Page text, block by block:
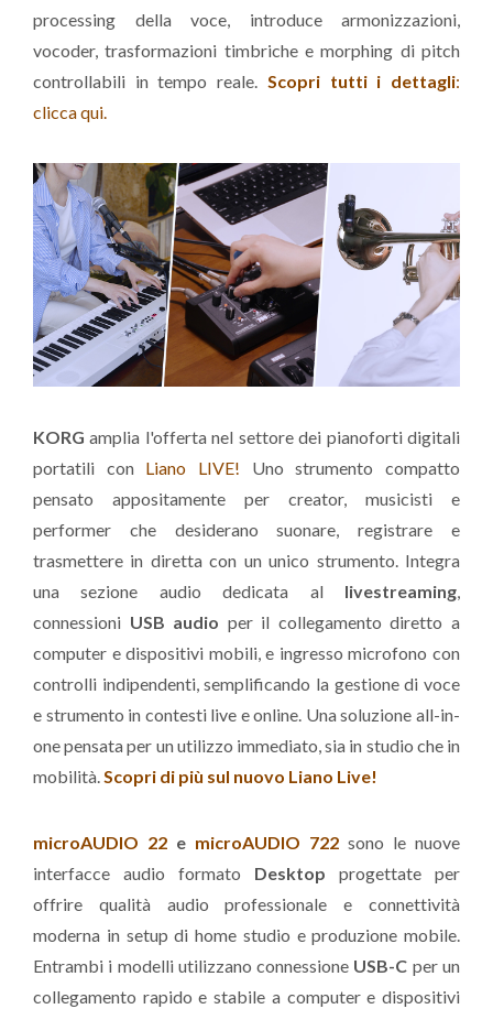
processing della voce, introduce armonizzazioni,
vocoder, trasformazioni timbriche e morphing di pitch
controllabili in tempo reale.
Scopri tutti i dettagli:
clicca qui.
KORGamplia l'offerta nel settore dei pianoforti digitali
portatili con Liano LIVE! Uno strumento compatto
pensato appositamente per creator, musicisti e
performer che desiderano suonare, registrare e
trasmettere in diretta con un unico strumento. Integra
una sezione audio dedicata al livestreaming,
connessioni USB audio per il collegamento diretto a
computer e dispositivi mobili, e ingresso microfono con
controlli indipendenti, semplificando la gestione di voce
e strumento in contesti live e online. Una soluzione all-in-
one pensata per un utilizzo immediato, sia in studio che in
mobilità.Scopri di più sul nuovo Liano Live!
microAUDIO 22 e microAUDIO 722 sono le nuove
interfacce audio formato Desktop progettate per
offrire qualità audio professionale e connettività
moderna in setup di home studio e produzione mobile.
Entrambi i modelli utilizzano connessione USB-C per un
collegamento rapido e stabile a computer e dispositivi